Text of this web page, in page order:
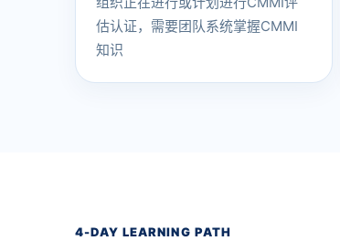
估认证，需要团队系统掌握CMMI
知识
4-DAY LEARNING PATH